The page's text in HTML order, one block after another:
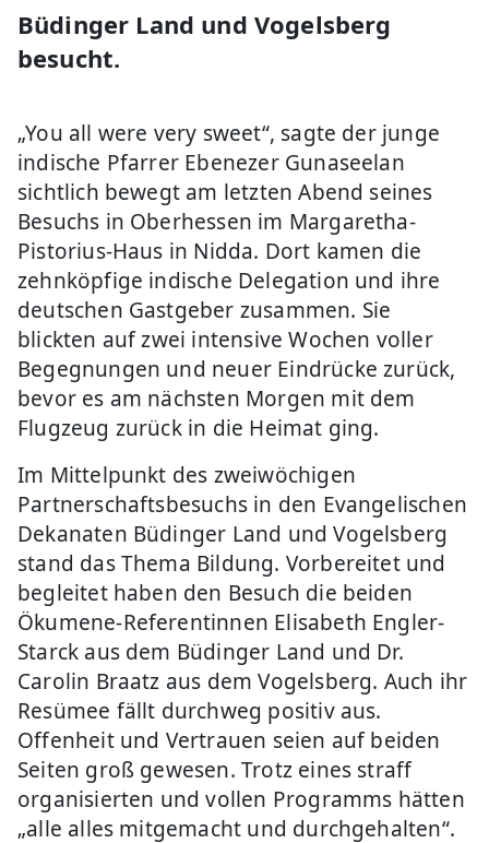
Büdinger Land und Vogelsberg
besucht.
„You all were very sweet“, sagte der junge
indische Pfarrer Ebenezer Gunaseelan
sichtlich bewegt am letzten Abend seines
Besuchs in Oberhessen im Margaretha-
Pistorius-Haus in Nidda. Dort kamen die
zehnköpfige indische Delegation und ihre
deutschen Gastgeber zusammen. Sie
blickten auf zwei intensive Wochen voller
Begegnungen und neuer Eindrücke zurück,
bevor es am nächsten Morgen mit dem
Flugzeug zurück in die Heimat ging.
Im Mittelpunkt des zweiwöchigen
Partnerschaftsbesuchs in den Evangelischen
Dekanaten Büdinger Land und Vogelsberg
stand das Thema Bildung. Vorbereitet und
begleitet haben den Besuch die beiden
Ökumene-Referentinnen Elisabeth Engler-
Starck aus dem Büdinger Land und Dr.
Carolin Braatz aus dem Vogelsberg. Auch ihr
Resümee fällt durchweg positiv aus.
Offenheit und Vertrauen seien auf beiden
Seiten groß gewesen. Trotz eines straff
organisierten und vollen Programms hätten
„alle alles mitgemacht und durchgehalten“.